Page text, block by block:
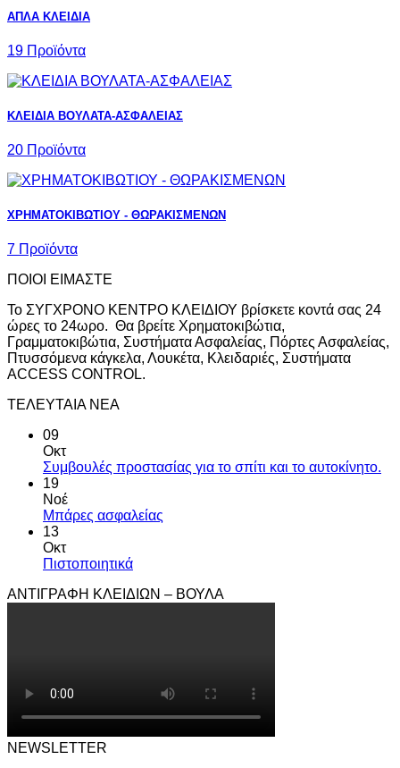
ΑΠΛΑ ΚΛΕΙΔΙΑ
19 Προϊόντα
ΚΛΕΙΔΙΑ ΒΟΥΛΑΤΑ-ΑΣΦΑΛΕΙΑΣ
20 Προϊόντα
ΧΡΗΜΑΤΟΚΙΒΩΤΙΟΥ - ΘΩΡΑΚΙΣΜΕΝΩΝ
7 Προϊόντα
ΠΟΙΟΙ ΕΙΜΑΣΤΕ
Το ΣΥΓΧΡΟΝΟ ΚΕΝΤΡΟ ΚΛΕΙΔΙΟΥ βρίσκετε κοντά σας 24
ώρες το 24ωρο. Θα βρείτε Χρηματοκιβώτια,
Γραμματοκιβώτια, Συστήματα Ασφαλείας, Πόρτες Ασφαλείας,
Πτυσσόμενα κάγκελα, Λουκέτα, Κλειδαριές, Συστήματα
ACCESS CONTROL.
ΤΕΛΕΥΤΑΙΑ ΝΕΑ
09
Οκτ
Συμβουλές προστασίας για το σπίτι και το αυτοκίνητο.
19
Νοέ
Μπάρες ασφαλείας
13
Οκτ
Πιστοποιητικά
ΑΝΤΙΓΡΑΦΗ ΚΛΕΙΔΙΩΝ – ΒΟΥΛΑ
NEWSLETTER